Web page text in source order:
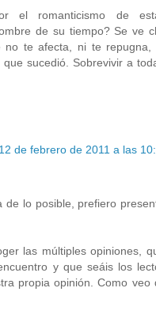
el romanticismo de
de su tiempo? Se ve
no te afecta, ni te repugna,
sucedió. Sobrevivir a
12 de febrero de 2011 a las
de lo posible, prefiero
las múltiples opiniones,
y que seáis los
propia opinión. Como veo